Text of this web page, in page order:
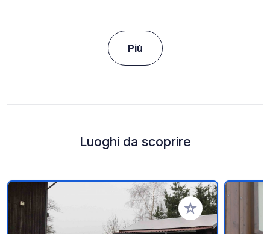
Più
Luoghi da scoprire
Aggiungi ai tuoi